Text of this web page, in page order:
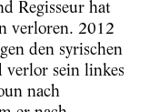
Regisseur hat
verloren. 2012
den syrischen
verlor sein linkes
nach